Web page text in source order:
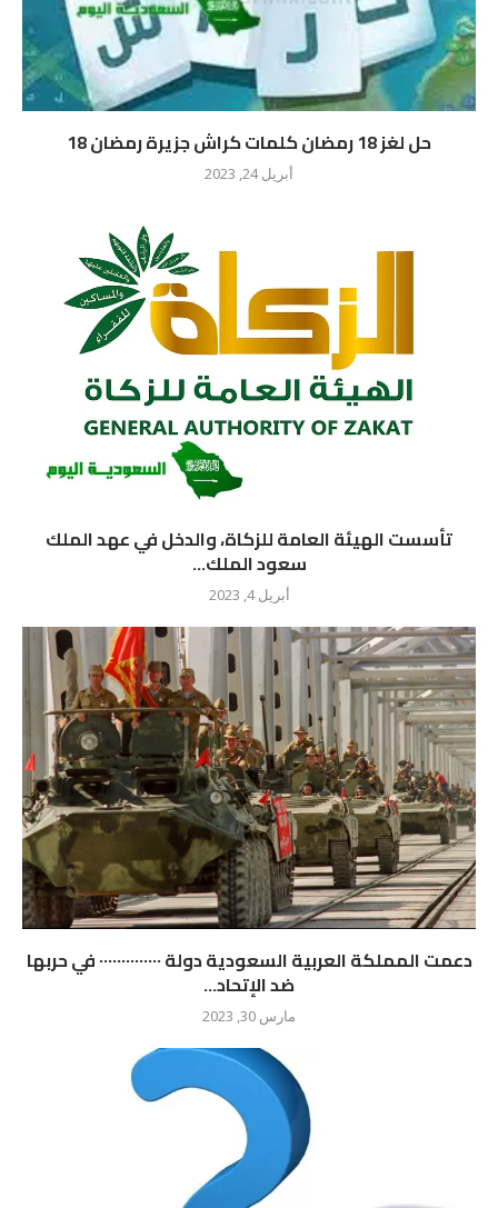
حل لغز 18 رمضان كلمات كراش جزيرة رمضان 18
أبريل 24, 2023
تأسست الهيئة العامة للزكاة، والدخل في عهد الملك
سعود الملك...
أبريل 4, 2023
دعمت المملكة العربية السعودية دولة ٠٠٠٠٠٠٠٠٠٠٠٠٠٠ في حربها
ضد الإتحاد...
مارس 30, 2023